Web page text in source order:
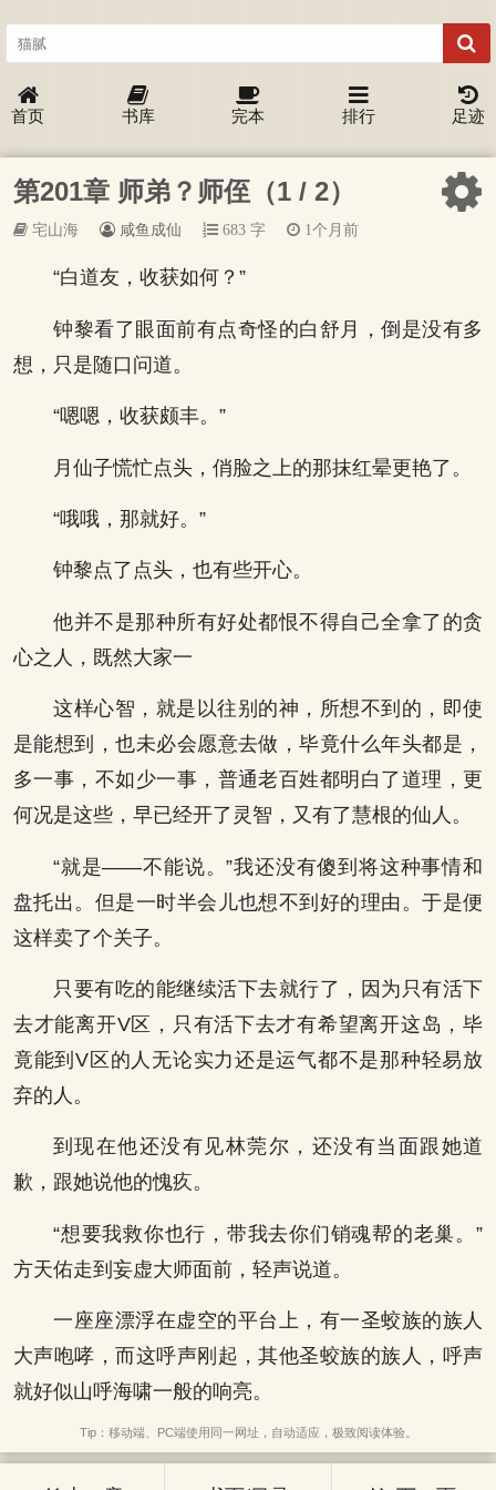
首页 书库 完本 排行 足迹
第201章 师弟？师侄（1 / 2）
宅山海 咸鱼成仙 683 字 1个月前
“白道友，收获如何？”
钟黎看了眼面前有点奇怪的白舒月，倒是没有多
想，只是随口问道。
“嗯嗯，收获颇丰。”
月仙子慌忙点头，俏脸之上的那抹红晕更艳了。
“哦哦，那就好。”
钟黎点了点头，也有些开心。
他并不是那种所有好处都恨不得自己全拿了的贪
心之人，既然大家一
这样心智，就是以往别的神，所想不到的，即使
是能想到，也未必会愿意去做，毕竟什么年头都是，
多一事，不如少一事，普通老百姓都明白了道理，更
何况是这些，早已经开了灵智，又有了慧根的仙人。
“就是——不能说。”我还没有傻到将这种事情和
盘托出。但是一时半会儿也想不到好的理由。于是便
这样卖了个关子。
只要有吃的能继续活下去就行了，因为只有活下
去才能离开V区，只有活下去才有希望离开这岛，毕
竟能到V区的人无论实力还是运气都不是那种轻易放
弃的人。
到现在他还没有见林莞尔，还没有当面跟她道
歉，跟她说他的愧疚。
“想要我救你也行，带我去你们销魂帮的老巢。”
方天佑走到妄虚大师面前，轻声说道。
一座座漂浮在虚空的平台上，有一圣蛟族的族人
大声咆哮，而这呼声刚起，其他圣蛟族的族人，呼声
就好似山呼海啸一般的响亮。
Tip：移动端、PC端使用同一网址，自动适应，极致阅读体验。